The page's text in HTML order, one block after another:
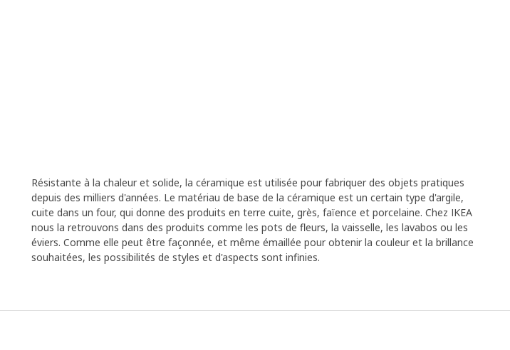
Résistante à la chaleur et solide, la céramique est utilisée pour fabriquer des objets pratiques
depuis des milliers d'années. Le matériau de base de la céramique est un certain type d'argile,
cuite dans un four, qui donne des produits en terre cuite, grès, faïence et porcelaine. Chez IKEA
nous la retrouvons dans des produits comme les pots de fleurs, la vaisselle, les lavabos ou les
éviers. Comme elle peut être façonnée, et même émaillée pour obtenir la couleur et la brillance
souhaitées, les possibilités de styles et d'aspects sont infinies.